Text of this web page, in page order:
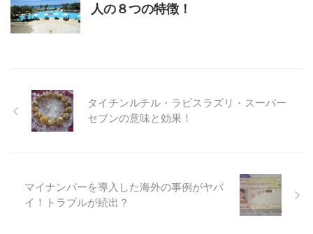
人の８つの特徴！
タイチンルチル・ラピスラズリ・スーパー
セブンの意味と効果！
マイナンバーを導入した海外の事例がヤバ
イ！トラブルが続出？